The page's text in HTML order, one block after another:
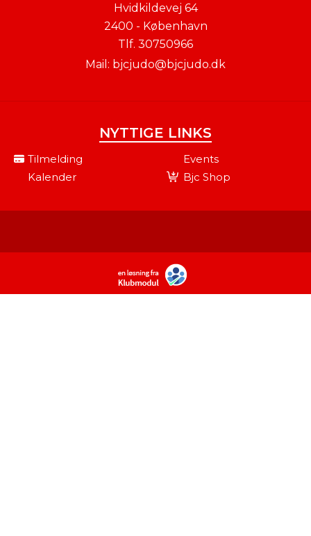
Hvidkildevej 64
2400 - København
Tlf. 30750966
Mail: bjcjudo@bjcjudo.dk
NYTTIGE LINKS
Tilmelding
Events
Kalender
Bjc Shop